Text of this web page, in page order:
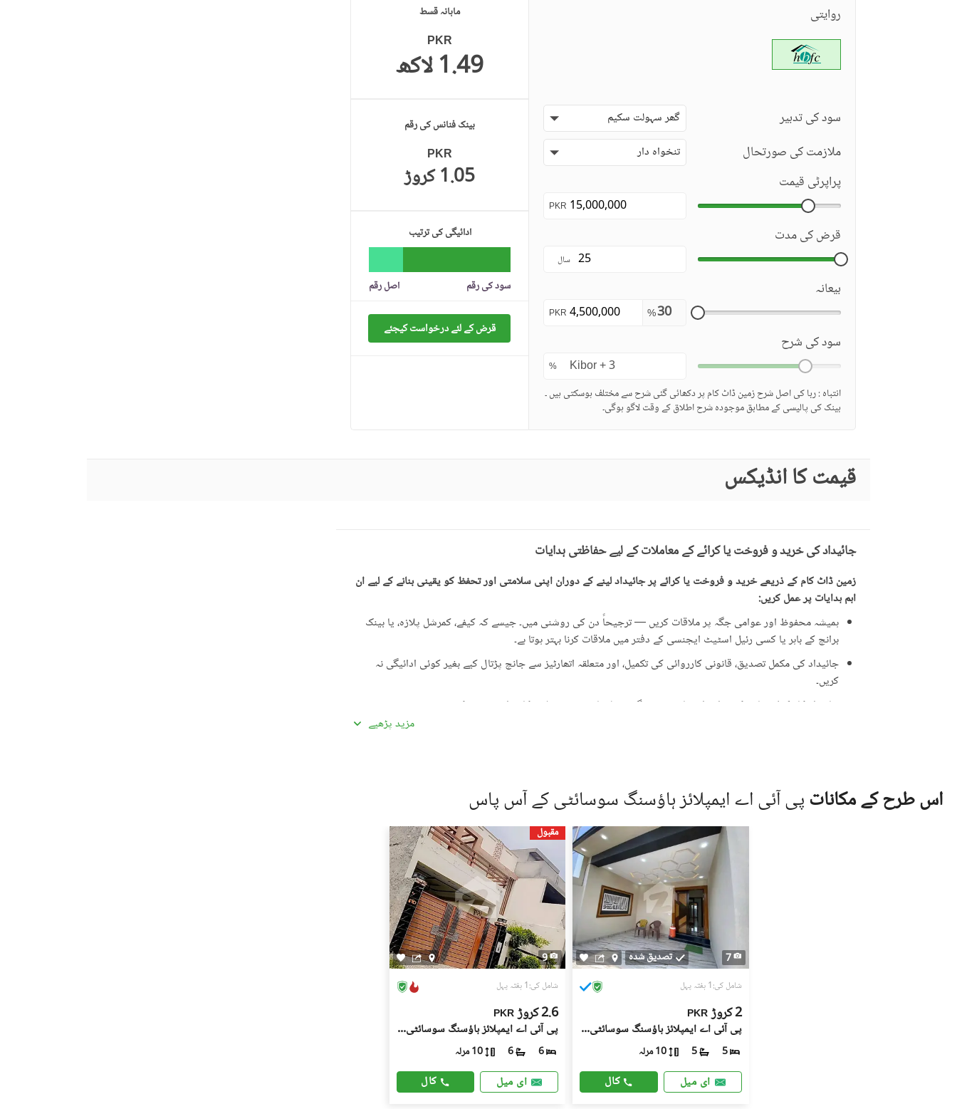
نزدیکی علاقے اور
دوسری خصوصیات
قریبی پبلک ٹرانسپورٹ سروس
روایتی
سود کی تدبیر گھر سہولت سکیم
ملازمت کی صورتحال تنخواہ دار
پراپرٹی قیمت
PKR
قرض کی مدت
سال
بیعانہ
%
PKR
سود کی شرح
%
انتباہ : ربا کی اصل شرح زمین ڈاٹ کام پر دکھائی گئی شرح سے مختلف ہوسکتی ہیں ۔
بینک کی پالیسی کے مطابق موجودہ شرح اطلاق کے وقت لاگو ہوگی۔
ماہانہ قسط
PKR
1.49 لاکھ
بینک فنانس کی رقم
PKR
1.05 کروڑ
ادائیگی کی ترتیب
سود کی رقم اصل رقم
قرض کے لئے درخواست کیجئے
قیمت کا انڈیکس
جائیداد کی خرید و فروخت یا کرائے کے معاملات کے لیے حفاظتی ہدایات
زمین ڈاٹ کام کے ذریعے خرید و فروخت یا کرائے پر جائیداد لینے کے دوران اپنی سلامتی اور تحفظ کو یقینی بنانے کے لیے ان
اہم ہدایات پر عمل کریں:
ہمیشہ محفوظ اور عوامی جگہ پر ملاقات کریں — ترجیحاً دن کی روشنی میں۔ جیسے کہ کیفے، کمرشل پلازہ، یا بینک
برانچ کے باہر یا کسی رئیل اسٹیٹ ایجنسی کے دفتر میں ملاقات کرنا بہتر ہوتا ہے۔
جائیداد کی مکمل تصدیق، قانونی کارروائی کی تکمیل، اور متعلقہ اتھارٹیز سے جانچ پڑتال کیے بغیر کوئی ادائیگی نہ
کریں۔
جائیداد کا مکمل معائنہ کریں اور اشتہار میں دی گئی معلومات سے تفصیلات کا موازنہ ضرور کریں۔
ایسی پیشکشوں سے ہوشیار رہیں جو حقیقت سے زیادہ اچھی لگیں۔ غیرمعمولی طور پر کم قیمتیں دھوکہ دہی کی
کارڈ (CNIC)۔
قانونی مشیر یا متعلقہ لینڈ اتھارٹی سے رجوع کر کے جائیداد پر کسی بھی قسم کی رکاوٹ یا تنازعے کی جانچ کریں۔
جائیداد دیکھنے کے لیے کبھی بھی اکیلے نہ جائیں، کسی قابل اعتماد شخص کو ساتھ لے جائیں۔
جب تک دوسرا فریق مکمل طور پر قابلِ اعتبار نہ ہو، اپنی ذاتی یا مالی معلومات شیئر کرنے سے گریز کریں۔
زمین ڈاٹ کام صارفین کی طرف سے دیے گئے اشتہارات (لسٹنگز) کے لیے ذمہ دار نہیں ہے۔ تمام صارفین اپنے اشتہارات
(لسٹنگز) کی درستگی، حقیقت، اور قانونی حیثیت کے لیے خود ذمہ دار ہیں۔ کسی بھی معاہدے کو حتمی شکل دینے سے پہلے
ہمیشہ مکمل تحقیقات کریں اور پیشہ ور قانونی یا رئیل اسٹیٹ ماہرین سے مشورہ حاصل کریں۔
مزید پڑھیے
اس طرح کے مکاناتپی آئی اے ایمپلائز ہاؤسنگ سوسائٹی کے آس پاس
مقبول
9
شامل کی:1 ہفتہ پہل
PKR 2.6 کروڑ
پی آئی اے ایمپلائز ہاؤسنگ سوسائٹی, ملتان
6
6 10 مرلہ
ای میل کال
7 تصدیق شدہ
شامل کی:1 ہفتہ پہل
PKR 2 کروڑ
پی آئی اے ایمپلائز ہاؤسنگ سوسائٹی, ملتان
5
5 10 مرلہ
ای میل کال